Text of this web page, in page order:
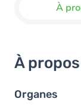
À
À propos
Organes